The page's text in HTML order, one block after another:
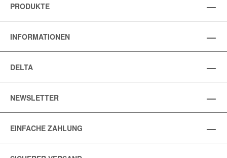
PRODUKTE
INFORMATIONEN
DELTA
NEWSLETTER
EINFACHE ZAHLUNG